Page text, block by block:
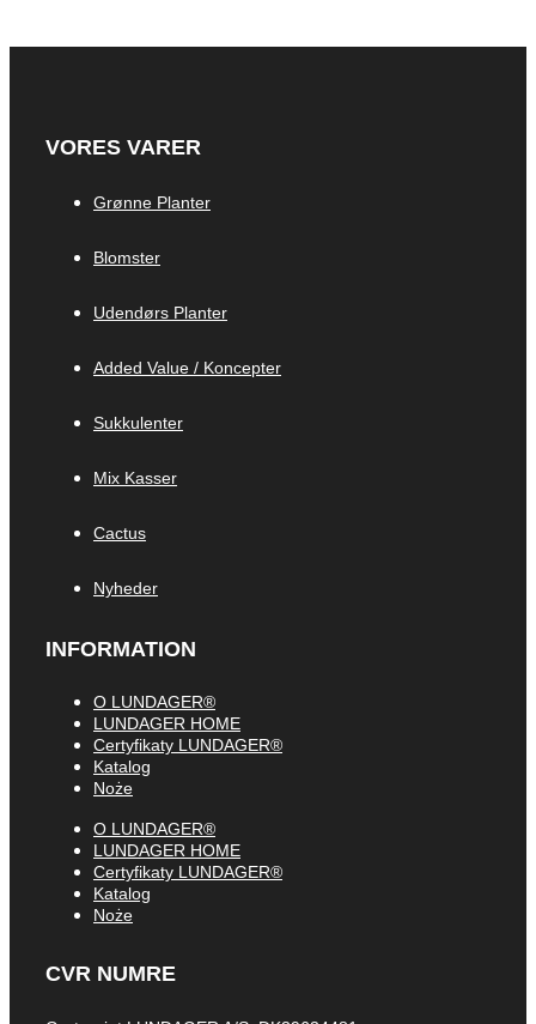
VORES VARER
Grønne Planter
Blomster
Udendørs Planter
Added Value / Koncepter
Sukkulenter
Mix Kasser
Cactus
Nyheder
INFORMATION
O LUNDAGER®
LUNDAGER HOME
Certyfikaty LUNDAGER®
Katalog
Noże
O LUNDAGER®
LUNDAGER HOME
Certyfikaty LUNDAGER®
Katalog
Noże
CVR NUMRE